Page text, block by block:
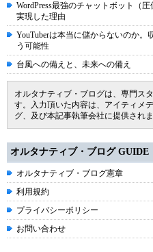
WordPress最強のチャットボット（
実現した理由
YouTuberは本当に儲からないのか。
う可能性
台風への備えと、未来への備え
オルタナティブ・ブログは、専門ス
す。入力頂いた内容は、アイティメ
グ、及び本記事執筆会社に提供されま
オルタナティブ・ブログ GUIDE
オルタナティブ・ブログ憲章
利用規約
プライバシーポリシー
お問い合わせ